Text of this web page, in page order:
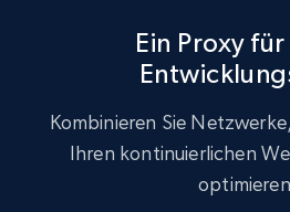
Ein Proxy
Kombinieren Sie
Ihren kontinuierlichen